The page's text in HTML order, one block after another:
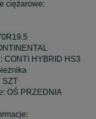
ciężarowe:
CONTI HYBRID HS3
SZT
OŚ PRZEDNIA